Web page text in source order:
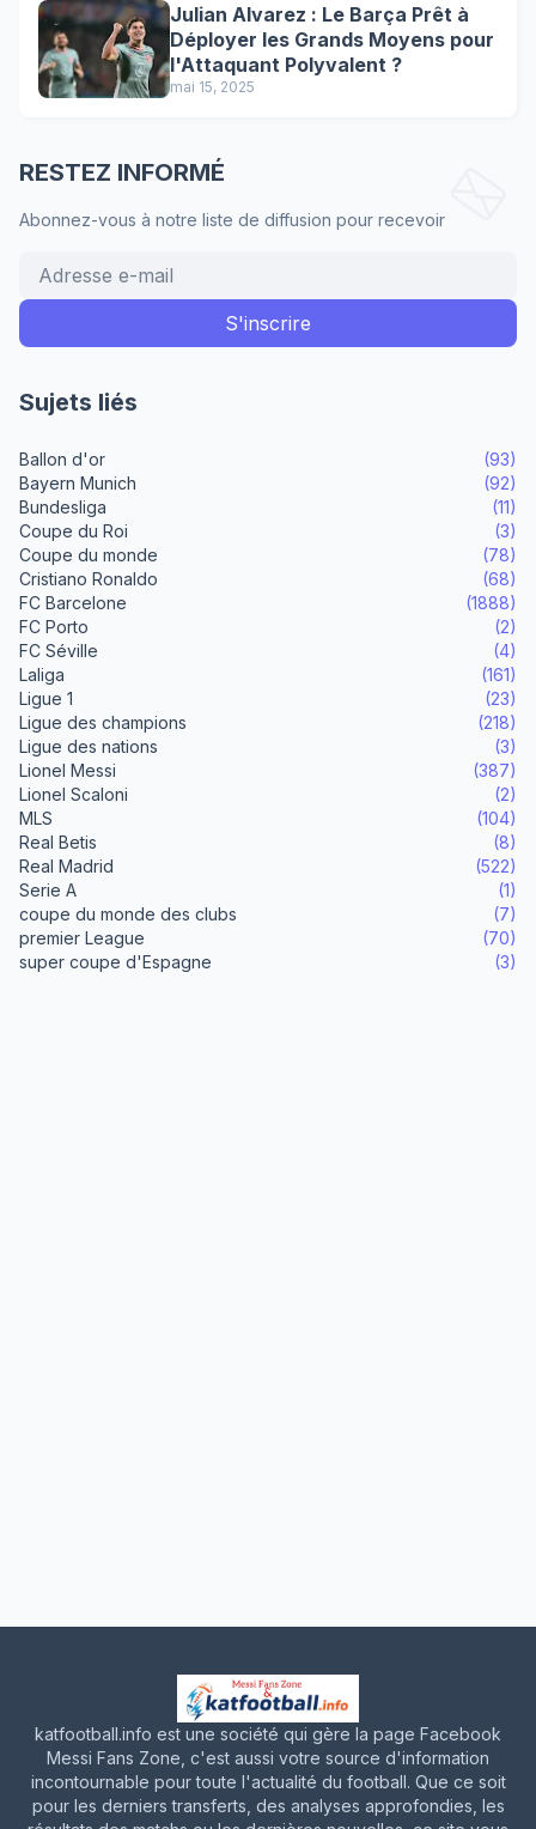
Julian Alvarez : Le Barça Prêt à
Déployer les Grands Moyens pour
l'Attaquant Polyvalent ?
mai 15, 2025
RESTEZ INFORMÉ
Abonnez-vous à notre liste de diffusion pour recevoir
Sujets liés
Ballon d'or
(93)
Bayern Munich
(92)
Bundesliga
(11)
Coupe du Roi
(3)
Coupe du monde
(78)
Cristiano Ronaldo
(68)
FC Barcelone
(1888)
FC Porto
(2)
FC Séville
(4)
Laliga
(161)
Ligue 1
(23)
Ligue des champions
(218)
Ligue des nations
(3)
Lionel Messi
(387)
Lionel Scaloni
(2)
MLS
(104)
Real Betis
(8)
Real Madrid
(522)
Serie A
(1)
coupe du monde des clubs
(7)
premier League
(70)
super coupe d'Espagne
(3)
katfootball.info est une société qui gère la page Facebook
Messi Fans Zone, c'est aussi votre source d'information
incontournable pour toute l'actualité du football. Que ce soit
pour les derniers transferts, des analyses approfondies, les